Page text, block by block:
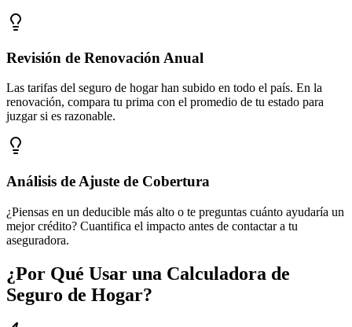
Revisión de Renovación Anual
Las tarifas del seguro de hogar han subido en todo el país. En la
renovación, compara tu prima con el promedio de tu estado para
juzgar si es razonable.
Análisis de Ajuste de Cobertura
¿Piensas en un deducible más alto o te preguntas cuánto ayudaría un
mejor crédito? Cuantifica el impacto antes de contactar a tu
aseguradora.
¿Por Qué Usar una Calculadora de
Seguro de Hogar?